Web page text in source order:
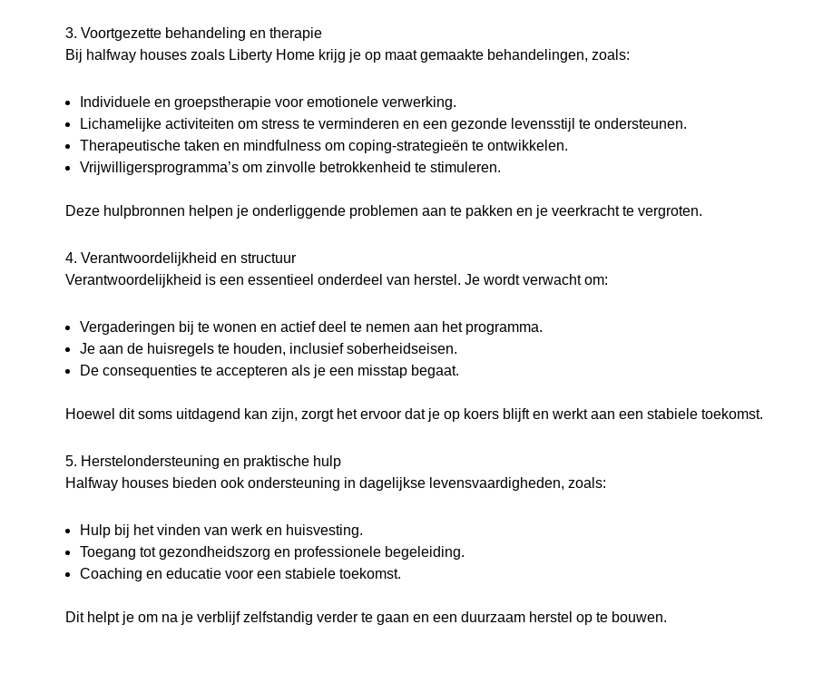
3. Voortgezette behandeling en therapie
Bij halfway houses zoals Liberty Home krijg je op maat gemaakte behandelingen, zoals:
Individuele en groepstherapie voor emotionele verwerking.
Lichamelijke activiteiten om stress te verminderen en een gezonde levensstijl te ondersteunen.
Therapeutische taken en mindfulness om coping-strategieën te ontwikkelen.
Vrijwilligersprogramma’s om zinvolle betrokkenheid te stimuleren.
Deze hulpbronnen helpen je onderliggende problemen aan te pakken en je veerkracht te vergroten.
4. Verantwoordelijkheid en structuur
Verantwoordelijkheid is een essentieel onderdeel van herstel. Je wordt verwacht om:
Vergaderingen bij te wonen en actief deel te nemen aan het programma.
Je aan de huisregels te houden, inclusief soberheidseisen.
De consequenties te accepteren als je een misstap begaat.
Hoewel dit soms uitdagend kan zijn, zorgt het ervoor dat je op koers blijft en werkt aan een stabiele toekomst.
5. Herstelondersteuning en praktische hulp
Halfway houses bieden ook ondersteuning in dagelijkse levensvaardigheden, zoals:
Hulp bij het vinden van werk en huisvesting.
Toegang tot gezondheidszorg en professionele begeleiding.
Coaching en educatie voor een stabiele toekomst.
Dit helpt je om na je verblijf zelfstandig verder te gaan en een duurzaam herstel op te bouwen.